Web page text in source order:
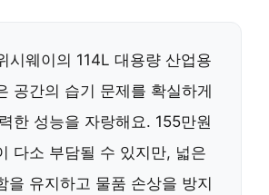
시웨이의 114L 대용량 산업용
공간의 습기 문제를 확실하게
한 성능을 자랑해요. 155만원
다소 부담될 수 있지만, 넓은
을 유지하고 물품 손상을 방지